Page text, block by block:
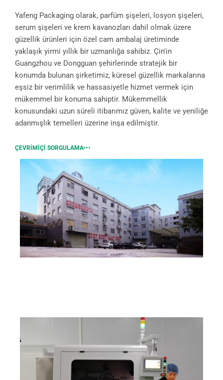
Yafeng Packaging olarak, parfüm şişeleri, losyon şişeleri,
serum şişeleri ve krem kavanozları dahil olmak üzere
güzellik ürünleri için özel cam ambalaj üretiminde
yaklaşık yirmi yıllık bir uzmanlığa sahibiz. Çin'in
Guangzhou ve Dongguan şehirlerinde stratejik bir
konumda bulunan şirketimiz, küresel güzellik markalarına
eşsiz bir verimlilik ve hassasiyetle hizmet vermek için
mükemmel bir konuma sahiptir. Mükemmellik
konusundaki uzun süreli itibarımız güven, kalite ve yeniliğe
adanmışlık temelleri üzerine inşa edilmiştir.
ÇEVRIMIÇI SORGULAMA